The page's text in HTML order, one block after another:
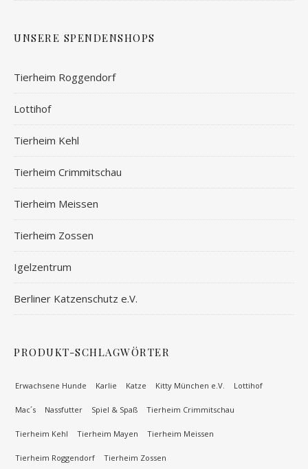
UNSERE SPENDENSHOPS
Tierheim Roggendorf
Lottihof
Tierheim Kehl
Tierheim Crimmitschau
Tierheim Meissen
Tierheim Zossen
Igelzentrum
Berliner Katzenschutz e.V.
PRODUKT-SCHLAGWÖRTER
Erwachsene Hunde Karlie Katze Kitty München e.V. Lottihof
Mac´s Nassfutter Spiel & Spaß Tierheim Crimmitschau
Tierheim Kehl Tierheim Mayen Tierheim Meissen
Tierheim Roggendorf Tierheim Zossen